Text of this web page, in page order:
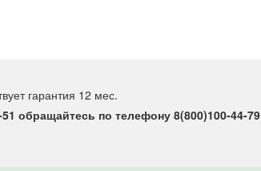
гарантия 12 мес.
обращайтесь по телефону 8(800)100-44-79